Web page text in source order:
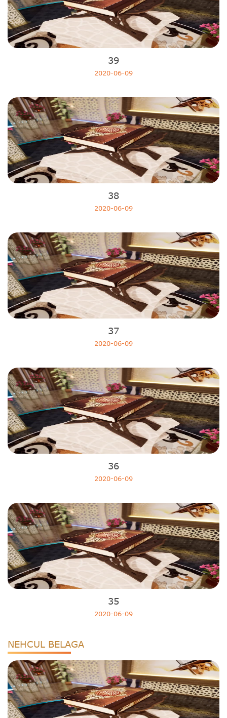
39
2020-06-09
38
2020-06-09
37
2020-06-09
36
2020-06-09
35
2020-06-09
NEHCUL BELAGA